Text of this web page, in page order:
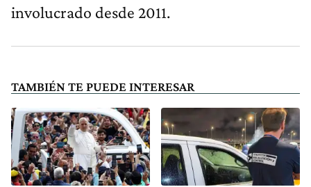
involucrado desde 2011.
TAMBIÉN TE PUEDE INTERESAR